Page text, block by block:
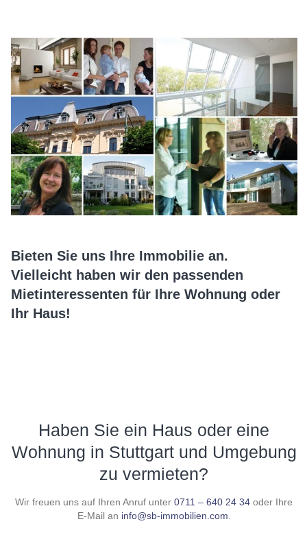
Bieten Sie uns Ihre Immobilie an.
Vielleicht haben wir den passenden
Mietinteressenten für Ihre Wohnung oder
Ihr Haus!
Haben Sie ein Haus oder eine
Wohnung in Stuttgart und Umgebung
zu vermieten?
Wir freuen uns auf Ihren Anruf unter 0711 – 640 24 34 oder Ihre
E-Mail an info@sb-immobilien.com